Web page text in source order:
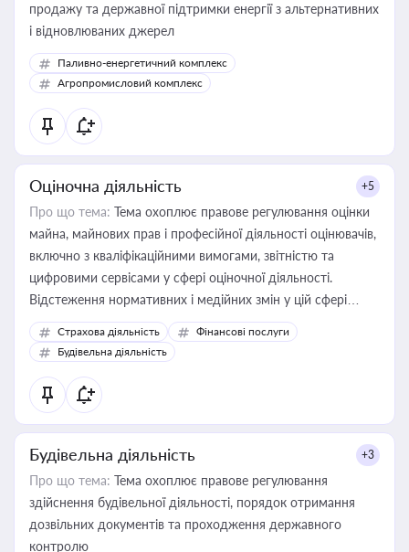
продажу та державної підтримки енергії з альтернативних
і відновлюваних джерел
Паливно-енергетичний комплекс
Агропромисловий комплекс
Оціночна діяльність +5
Про що тема: Тема охоплює правове регулювання оцінки
майна, майнових прав і професійної діяльності оцінювачів,
включно з кваліфікаційними вимогами, звітністю та
цифровими сервісами у сфері оціночної діяльності.
Відстеження нормативних і медійних змін у цій сфері
корисне для власника бізнесу, керівника, юриста або
бухгалтера під час оподаткування, приватизації, оренди
державного майна, корпоративних угод і перевірки
статусу суб'єктів оціночної діяльності
Страхова діяльність
Фінансові послуги
Будівельна діяльність
Будівельна діяльність +3
Про що тема: Тема охоплює правове регулювання
здійснення будівельної діяльності, порядок отримання
дозвільних документів та проходження державного
контролю